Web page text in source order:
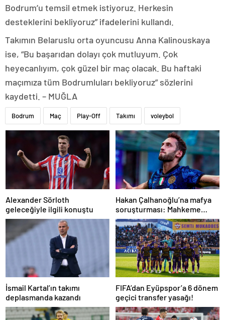
Bodrum’u temsil etmek istiyoruz. Herkesin
desteklerini bekliyoruz” ifadelerini kullandı.
Takımın Belaruslu orta oyuncusu Anna Kalinouskaya
ise, “Bu başarıdan dolayı çok mutluyum. Çok
heyecanlıyım, çok güzel bir maç olacak. Bu haftaki
maçımıza tüm Bodrumluları bekliyoruz” sözlerini
kaydetti. – MUĞLA
Bodrum Maç Play-Off Takımı voleybol
Alexander Sörloth
geleceğiyle ilgili konuştu
Hakan Çalhanoğlu’na mafya
soruşturması: Mahkeme
cezasını açıkladı
İsmail Kartal’ın takımı
deplasmanda kazandı
FIFA’dan Eyüpspor’a 6 dönem
geçici transfer yasağı!